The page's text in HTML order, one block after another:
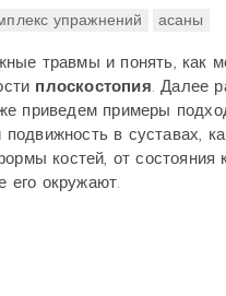
упражнений асаны
травмы и понять, как
плоскостопия. Далее
приведем примеры
в суставах,
костей, от состояния
его окружают.